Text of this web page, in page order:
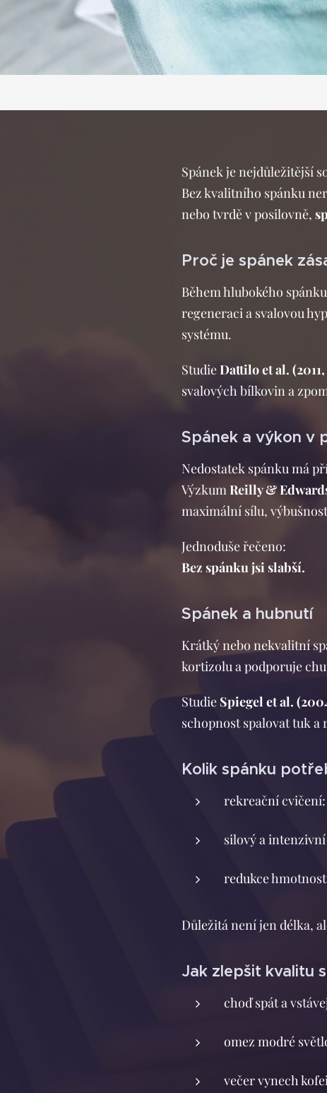
Spánek je nejdůležitější
Bez kvalitního spánku
nebo tvrdě v posilovně,
Proč je spánek
Během hlubokého
regeneraci a svalovou
systému.
StudieDattilo et al.
svalových bílkovin a
Spánek a výkon v
Nedostatek spánku má
VýzkumReilly &
maximální sílu,
Jednoduše řečeno:
Bez spánku jsi slabší.
Spánek a hubnutí
Krátký nebo nekvalitní
kortizolu a podporuje
Studie Spiegel et al.
schopnost spalovat tuk a
Kolik spánku
rekreační cvičení:
silový a
redukce
Důležitá není jen délka,
Jak zlepšit kvalitu
choď spát a
omez modré
večer vynech